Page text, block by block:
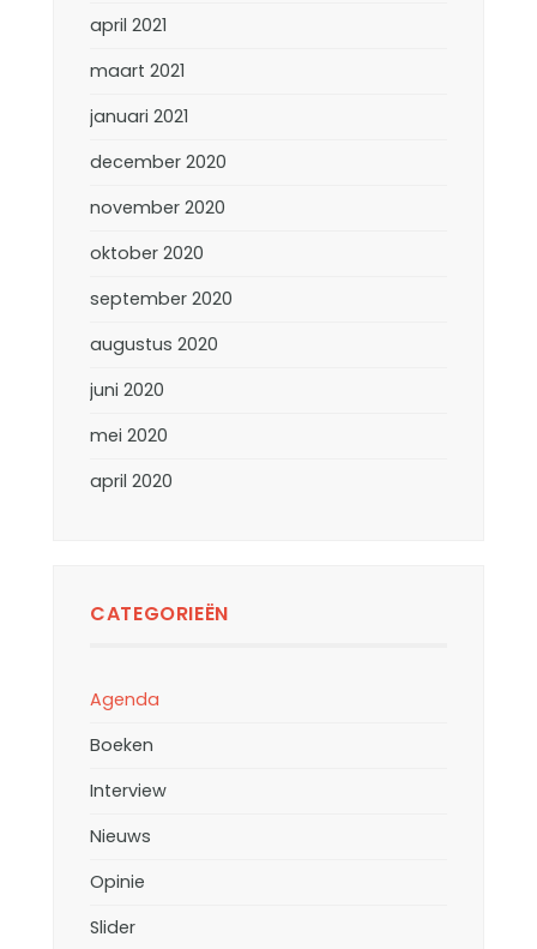
april 2021
maart 2021
januari 2021
december 2020
november 2020
oktober 2020
september 2020
augustus 2020
juni 2020
mei 2020
april 2020
CATEGORIEËN
Agenda
Boeken
Interview
Nieuws
Opinie
Slider